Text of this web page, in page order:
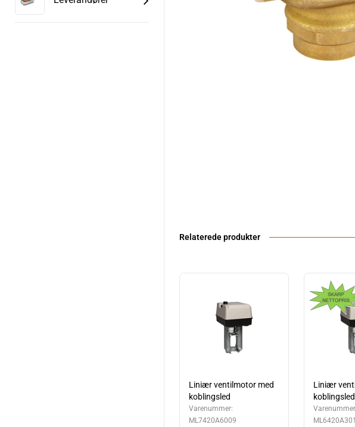
Relaterede produkter
Liniær ventilmotor med
koblingsled
Varenummer:
ML7420A6009
Liniær
koblingsled